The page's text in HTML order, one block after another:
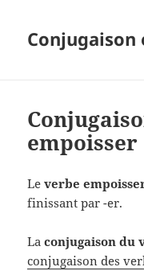
Conjugaison
empoisser
Leverbe
finissant par -er.
Laconjugaison du
conjugaison des